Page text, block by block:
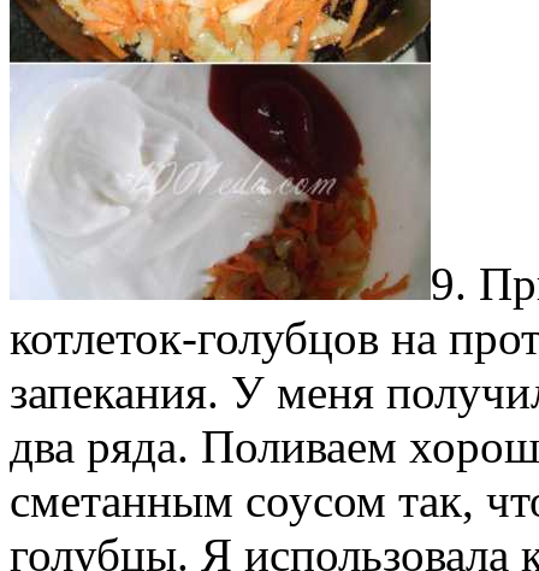
9.
котлеток-голубцов на
запекания. У меня
два ряда. Поливаем
сметанным соусом так,
голубцы. Я использовала